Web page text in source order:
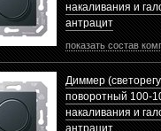
накаливания и
антрацит
показать состав
Диммер
поворотный 100-
накаливания и
антрацит